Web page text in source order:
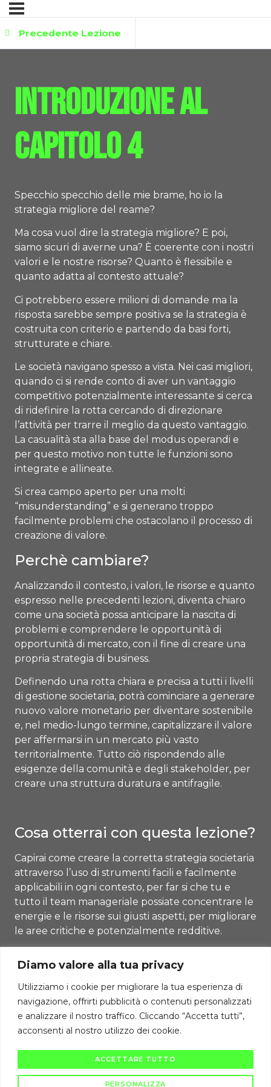
Diamo valore alla tua privacy
Utilizziamo i cookie per migliorare la tua esperienza di
navigazione, offrirti pubblicità o contenuti personalizzati
e analizzare il nostro traffico. Cliccando “Accetta tutti”,
acconsenti al nostro utilizzo dei cookie.
PERSONALIZZA
ACCETTARE TUTTO
Precedente Lezione
Introduzione al
capitolo 4
Specchio specchio delle mie brame, ho io la
strategia migliore del reame?
Ma cosa vuol dire la strategia migliore? E poi,
siamo sicuri di averne una? È coerente con i nostri
valori e le nostre risorse? Quanto è flessibile e
quanto adatta al contesto attuale?
Ci potrebbero essere milioni di domande ma la
risposta sarebbe sempre positiva se la strategia è
costruita con criterio e partendo da basi forti,
strutturate e chiare.
Le società navigano spesso a vista. Nei casi migliori,
quando ci si rende conto di aver un vantaggio
competitivo potenzialmente interessante si cerca
di ridefinire la rotta cercando di direzionare
l’attività per trarre il meglio da questo vantaggio.
La casualità sta alla base del modus operandi e
per questo motivo non tutte le funzioni sono
integrate e allineate.
Si crea campo aperto per una molti
“misunderstanding” e si generano troppo
facilmente problemi che ostacolano il processo di
creazione di valore.
Perchè cambiare?
Analizzando il contesto, i valori, le risorse e quanto
espresso nelle precedenti lezioni, diventa chiaro
come una società possa anticipare la nascita di
problemi e comprendere le opportunità di
opportunità di mercato, con il fine di creare una
propria strategia di business.
Definendo una rotta chiara e precisa a tutti i livelli
di gestione societaria, potrà cominciare a generare
nuovo valore monetario per diventare sostenibile
e, nel medio-lungo termine, capitalizzare il valore
per affermarsi in un mercato più vasto
territorialmente. Tutto ciò rispondendo alle
esigenze della comunità e degli stakeholder, per
creare una struttura duratura e antifragile.
Cosa otterrai con questa lezione?
Capirai come creare la corretta strategia societaria
attraverso l’uso di strumenti facili e facilmente
applicabili in ogni contesto, per far si che tu e
tutto il team manageriale possiate concentrare le
energie e le risorse sui giusti aspetti, per migliorare
le aree critiche e potenzialmente redditive.
Precedente Lezione
Torna al Corso
Diritti di autore riservati Cambiodicampo ©
La pubblicazione e diffusione di questi contenuti è severamente vietata